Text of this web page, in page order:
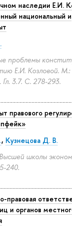
наследии Е.И.
национальный и
проблемы
Е.И. Козловой.
3.7. С. 278-293.
правового
, Кузнецова Д. В.
школы
240.
правовая
и органов